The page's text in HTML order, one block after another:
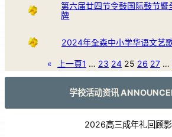
第六届廿四节令鼓国际鼓节暨
牌
2024年全森中小学华语文艺
« 上一頁1 … 23 24 25 26 27 …
学校活动资讯
2026高三成年礼回顾影